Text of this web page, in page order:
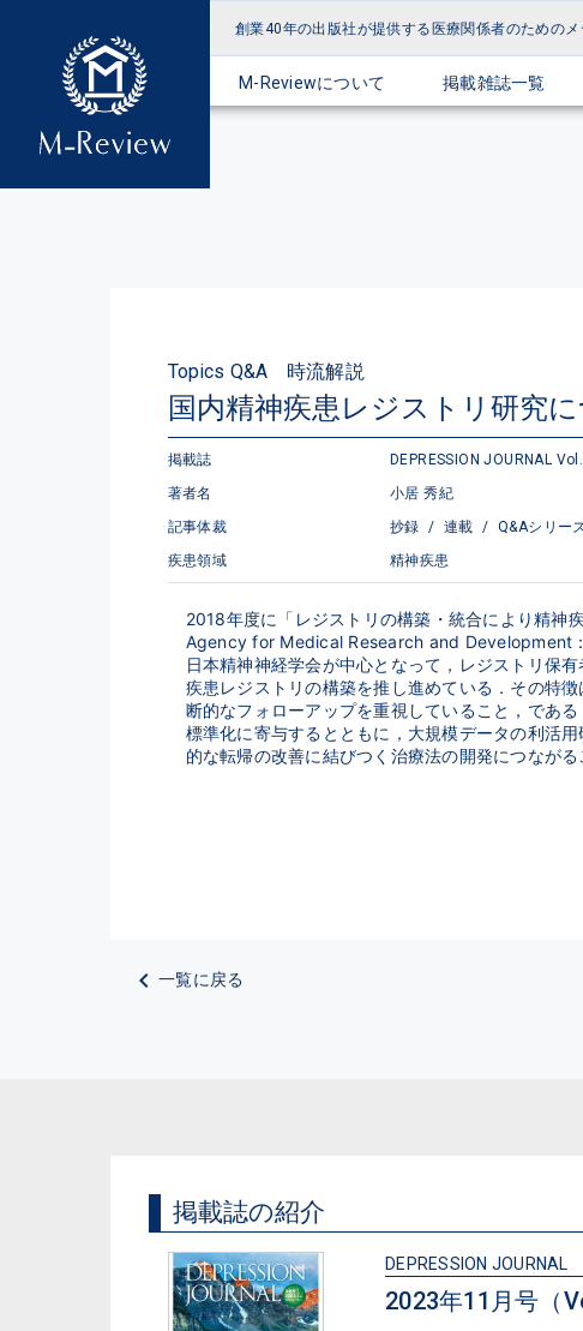
創業40年の出版社が提供する医療関係者のためのメ
M-Reviewについて 掲載雑誌一覧
Topics Q&A 時流解説
国内精神疾患レジストリ研究
掲載誌
DEPRESSION JOURNAL
著者名
小居 秀紀
記事体裁
抄録 / 連載 / Q&Aシリー
疾患領域
精神疾患
2018年度に「レジストリの構築・統合により精神
Agency for Medical Research and Development
日本精神神経学会が中心となって，レジストリ保
疾患レジストリの構築を推し進めている．その特
断的なフォローアップを重視していること，であ
標準化に寄与するとともに，大規模データの利活
的な転帰の改善に結びつく治療法の開発につなが
一覧に戻る
掲載誌の紹介
DEPRESSION JOURNAL
2023年11月号（